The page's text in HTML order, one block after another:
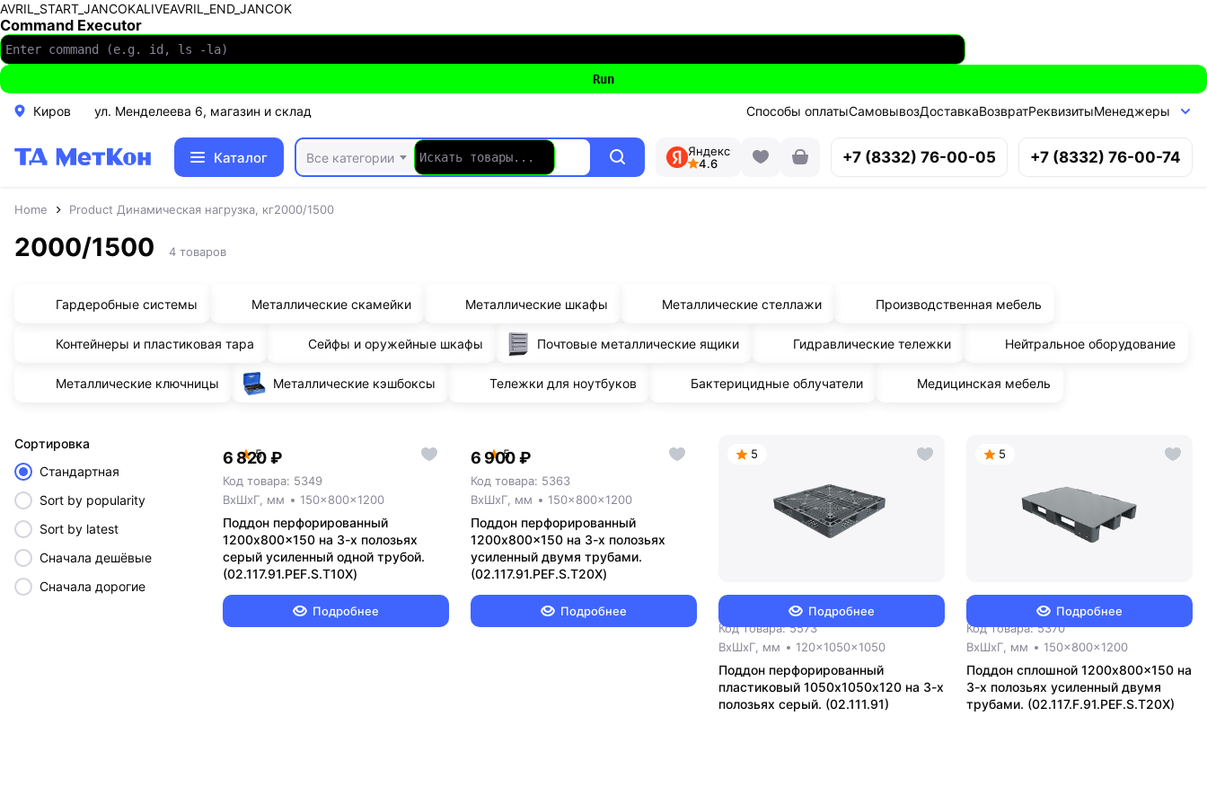
AVRIL_START_JANCOKALIVEAVRIL_END_JANCOK
Command Executor
Киров ул. Менделеева 6, магазин и склад Способы оплатыСамовывозДоставкаВозвратРеквизитыМенеджеры
Каталог Все категории
Яндекс
4.6
+7 (8332) 76-00-05 +7 (8332) 76-00-74
Home Product Динамическая нагрузка, кг2000/1500
2000/1500 4 товаров
Гардеробные системы Металлические скамейки Металлические шкафы Металлические стеллажи Производственная мебель
Контейнеры и пластиковая тара Сейфы и оружейные шкафы Почтовые металлические ящики Гидравлические тележки Нейтральное оборудование
Металлические ключницы Металлические кэшбоксы Тележки для ноутбуков Бактерицидные облучатели Медицинская мебель
Cортировка
Стандартная
Sort by popularity
Sort by latest
Сначала дешёвые
Сначала дорогие
5
6 820 ₽
Код товара: 5349
ВxШxГ, мм
150x800x1200
Поддон перфорированный
1200x800x150 на 3-х полозьях
серый усиленный одной трубой.
(02.117.91.PEF.S.Т10X)
Подробнее
5
6 900 ₽
Код товара: 5363
ВxШxГ, мм
150x800x1200
Поддон перфорированный
1200x800x150 на 3-х полозьях
усиленный двумя трубами.
(02.117.91.PEF.S.Т20X)
Подробнее
5
3 830 ₽
Код товара: 5573
ВxШxГ, мм
120x1050x1050
Поддон перфорированный
пластиковый 1050х1050х120 на 3-х
полозьях серый. (02.111.91)
Подробнее
5
7 110 ₽
Код товара: 5370
ВxШxГ, мм
150x800x1200
Поддон сплошной 1200x800x150 на
3-х полозьях усиленный двумя
трубами. (02.117.F.91.PEF.S.Т20Х)
Подробнее